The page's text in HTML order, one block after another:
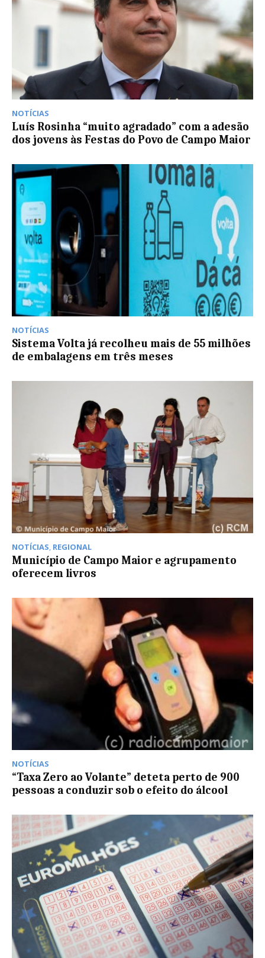
NOTÍCIAS
Luís Rosinha “muito agradado” com a adesão
dos jovens às Festas do Povo de Campo Maior
NOTÍCIAS
Sistema Volta já recolheu mais de 55 milhões
de embalagens em três meses
NOTÍCIAS, REGIONAL
Município de Campo Maior e agrupamento
oferecem livros
NOTÍCIAS
“Taxa Zero ao Volante” deteta perto de 900
pessoas a conduzir sob o efeito do álcool